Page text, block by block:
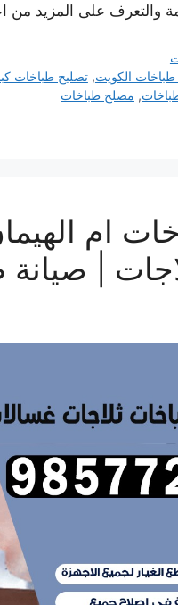
والتعرف على المزيد من
طباخات الكويت,تصليح طباخات
, مصلح طباخات
| صيانة